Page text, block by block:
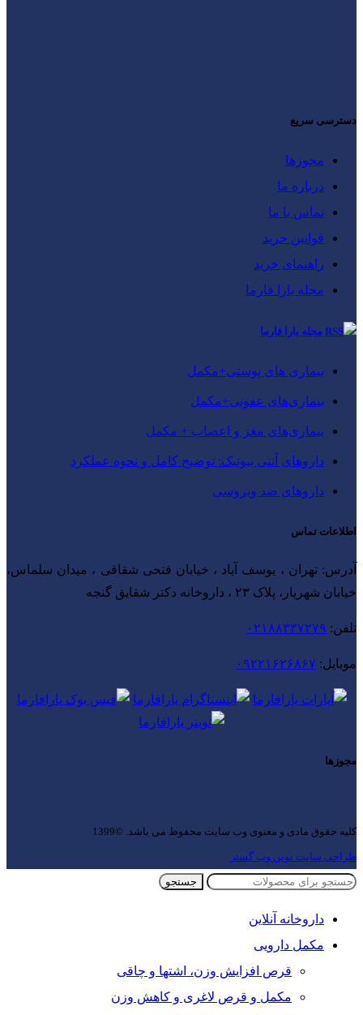
دسترسی سریع
مجوزها
درباره ما
تماس با ما
قوانین خرید
راهنمای خرید
مجله یارا فارما
مجله یارا فارما
بیماری‌ های پوستی+مکمل
بیماری‌های عفونی+مکمل
بیماری‌های مغز و اعصاب + مکمل
داروهای آنتی‌ بیوتیک: توضیح کامل و نحوه عملکرد
داروهای ضد ویروسی
اطلاعات تماس
آدرس: تهران ، یوسف آباد ، خیابان فتحی شقاقی ، میدان سلماس،
خیابان شهریار، پلاک ۲۳ ، داروخانه دکتر شقایق گنجه
تلفن: ۰۲۱۸۸۳۳۷۲۷۹
موبایل: ۰۹۲۲۱۶۲۶۸۶۷
مجوزها
کلیه حقوق مادی و معنوی وب سایت محفوظ می باشد. ©1399
طراحی سایت نوین وب گستر
جستجو
داروخانه آنلاین
مکمل دارویی
قرص افزایش وزن، اشتها و چاقی
مکمل و قرص لاغری و کاهش وزن